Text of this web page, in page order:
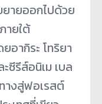
ายออกไปด้วย
ายใต้
ยอากิระ โทริยา
ะซีรีส์อนิเม เบล
างสู่ฟอเรสต์